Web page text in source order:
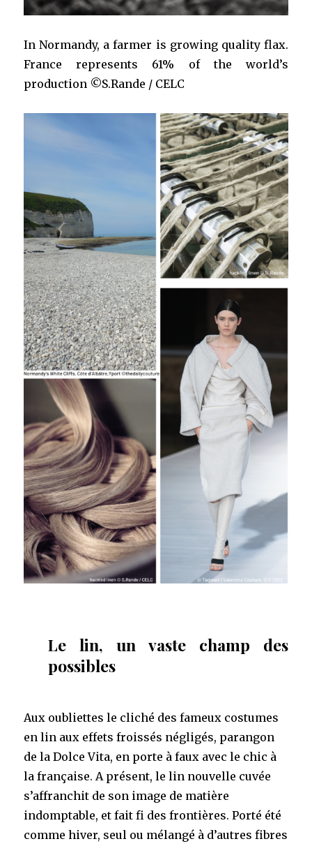
In Normandy, a farmer is growing quality flax.
France represents 61% of the world’s
production ©S.Rande / CELC
Le lin, un vaste champ des
possibles
Aux oubliettes le cliché des fameux costumes
en lin aux effets froissés négligés, parangon
de la Dolce Vita, en porte à faux avec le chic à
la française. A présent, le lin nouvelle cuvée
s’affranchit de son image de matière
indomptable, et fait fi des frontières. Porté été
comme hiver, seul ou mélangé à d’autres fibres